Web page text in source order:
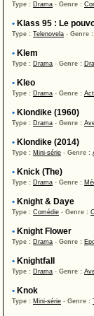
Type : Drama - Genre :
• Klass 95 : Le
Type : Telenovela - Genre :
• Klem
Type : Drama - Genre :
• Kleo
Type : Drama - Genre :
• Klondike (1960)
Type : Drama - Genre :
• Klondike (2014)
Type : Mini-série - Genre :
• Knick (The)
Type : Drama - Genre :
• Knight & Daye
Type : Comédie - Genre :
• Knight Flower
Type : Drama - Genre :
• Knightfall
Type : Drama - Genre :
• Knok
Type : Mini-série - Genre :